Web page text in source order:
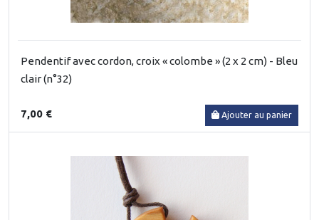
Pendentif avec cordon, croix « colombe » (2 x 2 cm) - Bleu
clair (n°32)
7,00 € Ajouter au panier